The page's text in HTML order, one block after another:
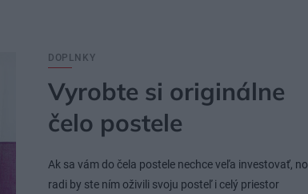
DOPLNKY
Vyrobte si originálne
čelo postele
Ak sa vám do čela postele nechce veľa investovať, no
radi by ste ním oživili svoju posteľ i celý priestor